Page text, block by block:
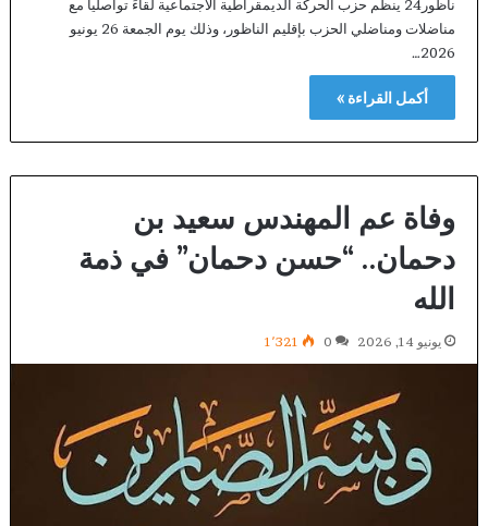
ناظور24 ينظم حزب الحركة الديمقراطية الاجتماعية لقاءً تواصلياً مع
مناضلات ومناضلي الحزب بإقليم الناظور، وذلك يوم الجمعة 26 يونيو
2026…
أكمل القراءة »
وفاة عم المهندس سعيد بن
دحمان.. “حسن دحمان” في ذمة
الله
يونيو 14, 2026 0 1٬321